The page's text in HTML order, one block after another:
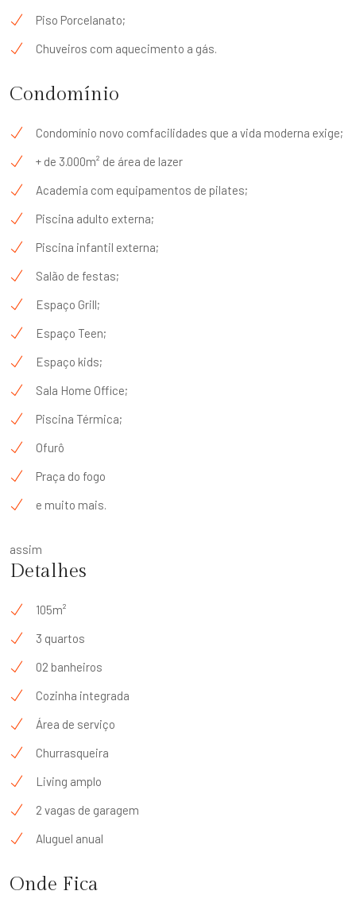
Piso Porcelanato;
Chuveiros com aquecimento a gás.
Condomínio
Condomínio novo comfacilidades que a vida moderna exige;
+ de 3.000m² de área de lazer
Academia com equipamentos de pilates;
Piscina adulto externa;
Piscina infantil externa;
Salão de festas;
Espaço Grill;
Espaço Teen;
Espaço kids;
Sala Home Office;
Piscina Térmica;
Ofurô
Praça do fogo
e muito mais.
assim
Detalhes
105m²
3 quartos
02 banheiros
Cozinha integrada
Área de serviço
Churrasqueira
Living amplo
2 vagas de garagem
Aluguel anual
Onde Fica